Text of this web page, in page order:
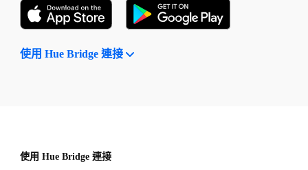
使用 Hue Bridge 連接
使用 Hue Bridge 連接